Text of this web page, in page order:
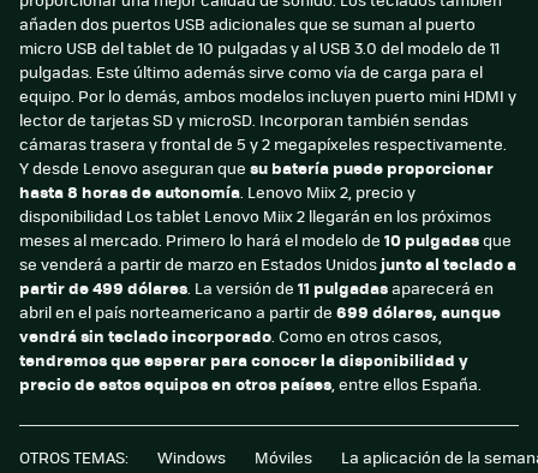
añaden dos puertos USB adicionales que se suman al puerto
micro USB del tablet de 10 pulgadas y al USB 3.0 del modelo de 11
pulgadas. Este último además sirve como vía de carga para el
equipo. Por lo demás, ambos modelos incluyen puerto mini HDMI y
lector de tarjetas SD y microSD. Incorporan también sendas
cámaras trasera y frontal de 5 y 2 megapíxeles respectivamente.
Y desde Lenovo aseguran que su batería puede proporcionar
hasta 8 horas de autonomía. Lenovo Miix 2, precio y
disponibilidad Los tablet Lenovo Miix 2 llegarán en los próximos
meses al mercado. Primero lo hará el modelo de 10 pulgadasque
se venderá a partir de marzo en Estados Unidos junto al teclado a
partir de 499 dólares. La versión de 11 pulgadasaparecerá en
abril en el país norteamericano a partir de 699 dólares, aunque
vendrá sin teclado incorporado. Como en otros casos,
tendremos que esperar para conocer la disponibilidad y
precio de estos equipos en otros países, entre ellos España.
OTROS TEMAS: Windows Móviles La aplicación de la